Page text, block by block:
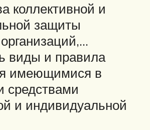
коллективной и
защиты
виды и правила
имеющимися в
средствами
и индивидуальной